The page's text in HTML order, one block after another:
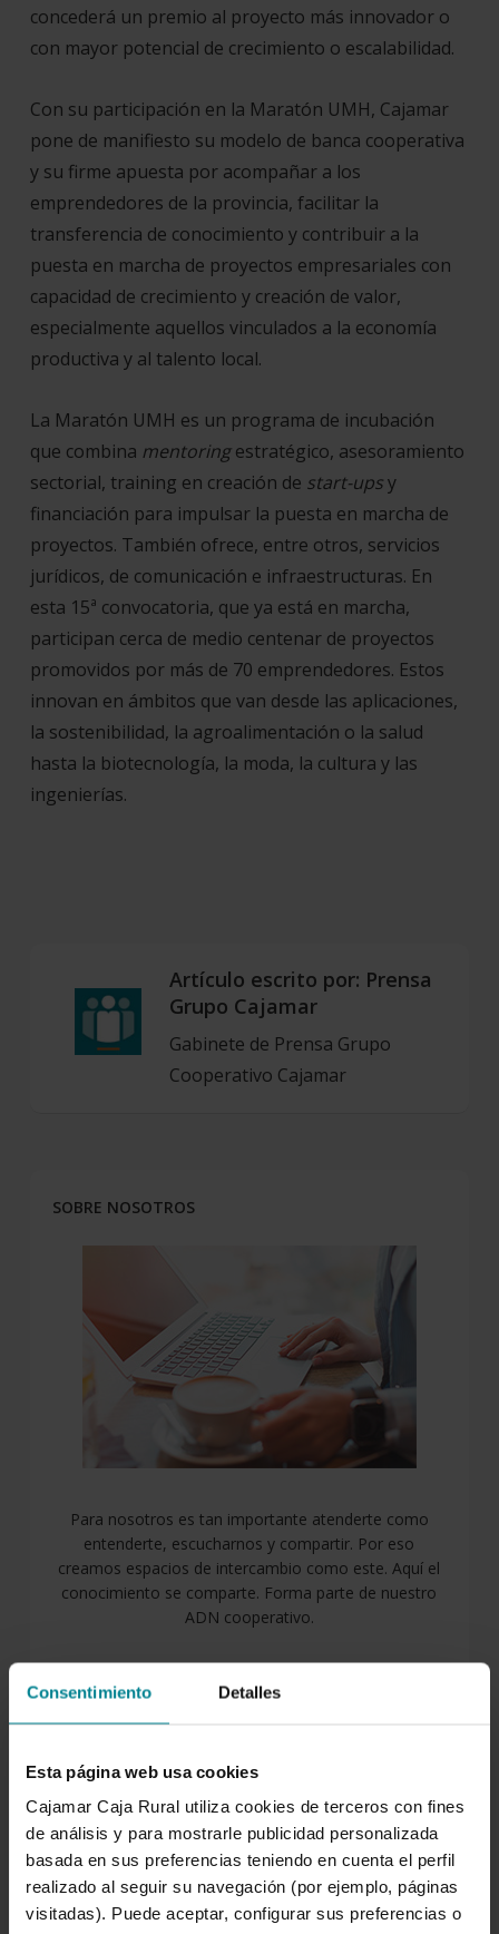
Consentimiento Detalles
Esta página web usa cookies
Cajamar Caja Rural utiliza cookies de terceros con fines
de análisis y para mostrarle publicidad personalizada
basada en sus preferencias teniendo en cuenta el perfil
realizado al seguir su navegación (por ejemplo, páginas
visitadas). Puede aceptar, configurar sus preferencias o
concederá un premio al proyecto más innovador o
con mayor potencial de crecimiento o escalabilidad.
Con su participación en la Maratón UMH, Cajamar
pone de manifiesto su modelo de banca cooperativa
y su firme apuesta por acompañar a los
emprendedores de la provincia, facilitar la
transferencia de conocimiento y contribuir a la
puesta en marcha de proyectos empresariales con
capacidad de crecimiento y creación de valor,
especialmente aquellos vinculados a la economía
productiva y al talento local.
La Maratón UMH es un programa de incubación
que combina mentoringestratégico, asesoramiento
sectorial, training en creación de start-upsy
financiación para impulsar la puesta en marcha de
proyectos. También ofrece, entre otros, servicios
jurídicos, de comunicación e infraestructuras. En
esta 15ª convocatoria, que ya está en marcha,
participan cerca de medio centenar de proyectos
promovidos por más de 70 emprendedores. Estos
innovan en ámbitos que van desde las aplicaciones,
la sostenibilidad, la agroalimentación o la salud
hasta la biotecnología, la moda, la cultura y las
ingenierías.
Artículo escrito por: Prensa
Grupo Cajamar
Gabinete de Prensa Grupo
Cooperativo Cajamar
SOBRE NOSOTROS
Para nosotros es tan importante atenderte como
entenderte, escucharnos y compartir. Por eso
creamos espacios de intercambio como este. Aquí el
conocimiento se comparte. Forma parte de nuestro
ADN cooperativo.
SÍGUENOS
Facebook
Twitter
Instagram
LinkedIn
YouTube
LO MÁS LEÍDO